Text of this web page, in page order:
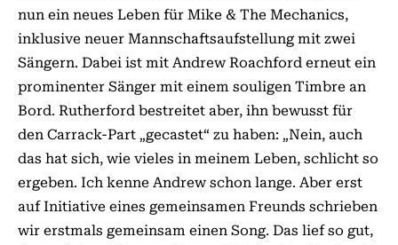
nun ein neues Leben für Mike & The Mechanics,
inklusive neuer Mannschaftsaufstellung mit zwei
Sängern. Dabei ist mit Andrew Roachford erneut ein
prominenter Sänger mit einem souligen Timbre an
Bord. Rutherford bestreitet aber, ihn bewusst für
den Carrack-Part „gecastet“ zu haben: „Nein, auch
das hat sich, wie vieles in meinem Leben, schlicht so
ergeben. Ich kenne Andrew schon lange. Aber erst
auf Initiative eines gemeinsamen Freunds schrieben
wir erstmals gemeinsam einen Song. Das lief so gut,